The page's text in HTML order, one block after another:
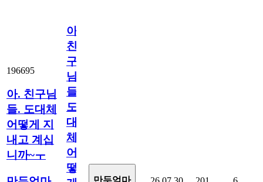
196695
아. 친구님
들. 도대체
어떻게 지
내고 계십
니까~ㅜ
아.
친
구
님
들.
도
대
체
어
떻
만두엄마